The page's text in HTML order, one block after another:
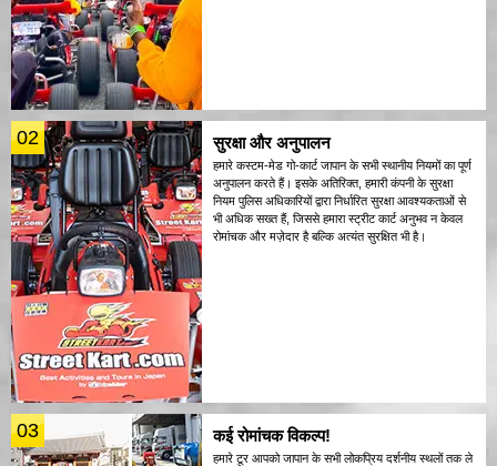
02 सुरक्षा और अनुपालन
हमारे कस्टम-मेड गो-कार्ट जापान के सभी स्थानीय नियमों का पूर्ण
अनुपालन करते हैं। इसके अतिरिक्त, हमारी कंपनी के सुरक्षा
नियम पुलिस अधिकारियों द्वारा निर्धारित सुरक्षा आवश्यकताओं से
भी अधिक सख्त हैं, जिससे हमारा स्ट्रीट कार्ट अनुभव न केवल
रोमांचक और मज़ेदार है बल्कि अत्यंत सुरक्षित भी है।
03 कई रोमांचक विकल्प!
हमारे टूर आपको जापान के सभी लोकप्रिय दर्शनीय स्थलों तक ले